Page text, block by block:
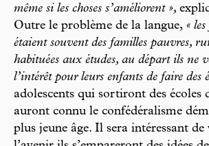
même si les choses s’améliorent »,
Outre le problème de la langue, «
étaient souvent des familles pauvres,
habituées aux études, au départ ils ne
l’intérêt pour leurs enfants de faire des
adolescents qui sortiront des écoles
auront connu le confédéralisme
plus jeune âge. Il sera intéressant